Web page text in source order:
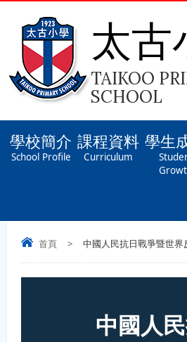
太古
TAIKOO
SCHOOL
學校簡介
School Profile
課程資料
Curriculum
學生
首頁 > 中國人民抗日戰爭暨世
中國人